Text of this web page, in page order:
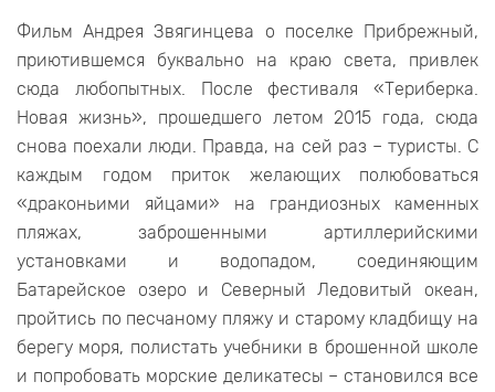
Фильм Андрея Звягинцева о поселке Прибрежный,
приютившемся буквально на краю света, привлек
сюда любопытных. После фестиваля «Териберка.
Новая жизнь», прошедшего летом 2015 года, сюда
снова поехали люди. Правда, на сей раз – туристы. С
каждым годом приток желающих полюбоваться
«драконьими яйцами» на грандиозных каменных
пляжах, заброшенными артиллерийскими
установками и водопадом, соединяющим
Батарейское озеро и Северный Ледовитый океан,
пройтись по песчаному пляжу и старому кладбищу на
берегу моря, полистать учебники в брошенной школе
и попробовать морские деликатесы – становился все